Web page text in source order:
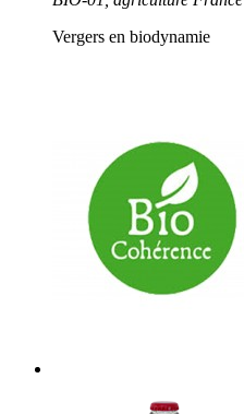
Vergers en biodynamie